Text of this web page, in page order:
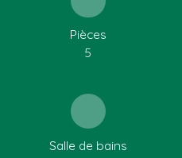
Pièces
5
Salle de bains